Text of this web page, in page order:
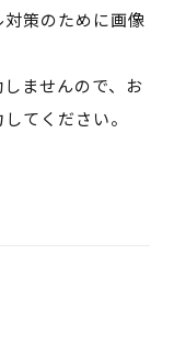
策のために画像
ませんので、お
てください。